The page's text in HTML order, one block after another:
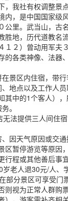
我社有权调整景
内，是中国国家
里。武当山，
地，历代道教名
２）曾动用军
各类神像、法器
景区内住宿，带
地点以及工作
中的1个客人）
。
法提供三人间住
因天气原因或交
暂停游览等原
程或其他善后事宜
老人退30元/人
分景区可享受
视为正常人群